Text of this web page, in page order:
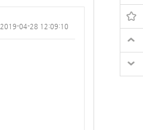
2019-04-28 12:09:10